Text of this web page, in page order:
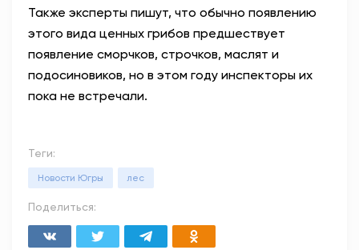
Также эксперты пишут, что обычно появлению
этого вида ценных грибов предшествует
появление сморчков, строчков, маслят и
подосиновиков, но в этом году инспекторы их
пока не встречали.
Теги:
Новости Югры лес
Поделиться: